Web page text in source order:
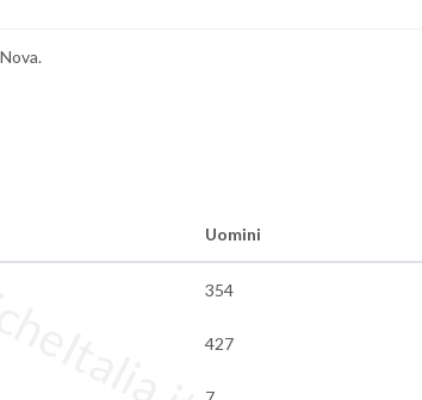
Uomini
354
427